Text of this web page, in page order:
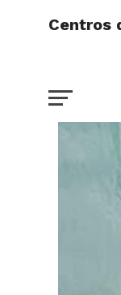
Centros